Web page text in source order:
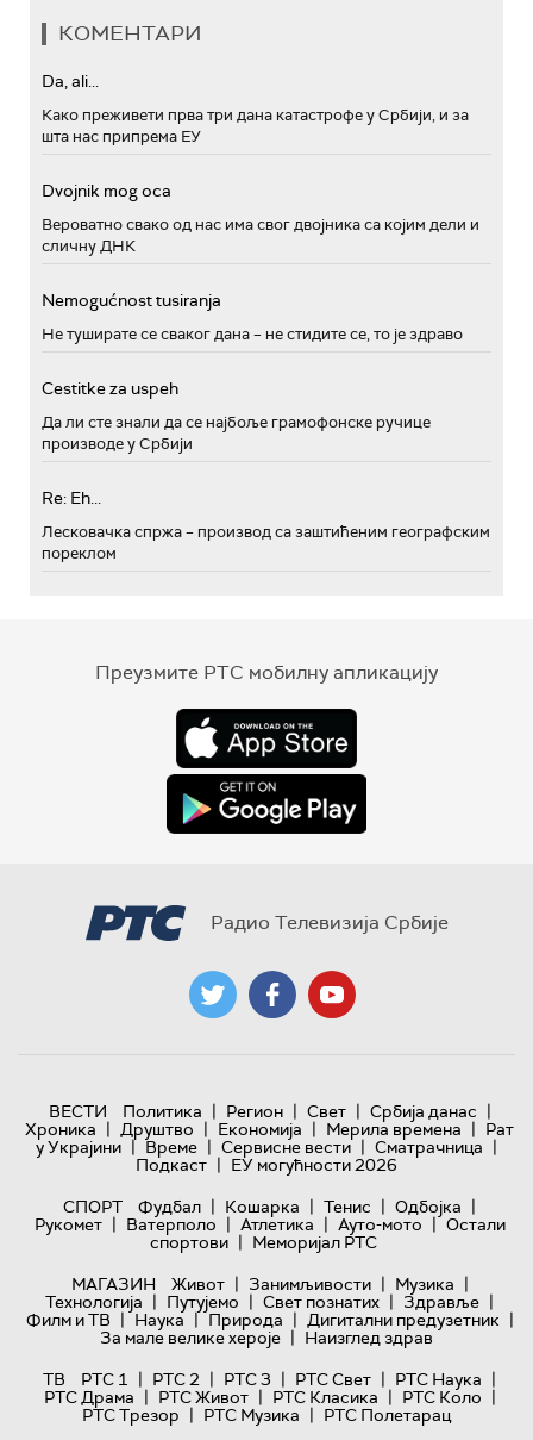
КОМЕНТАРИ
Da, ali...
Како преживети прва три дана катастрофе у Србији, и за
шта нас припрема ЕУ
Dvojnik mog oca
Вероватно свако од нас има свог двојника са којим дели и
сличну ДНК
Nemogućnost tusiranja
Не туширате се сваког дана – не стидите се, то је здраво
Cestitke za uspeh
Да ли сте знали да се најбоље грамофонске ручице
производе у Србији
Re: Eh...
Лесковачка спржа – производ са заштићеним географским
пореклом
Преузмите РТС мобилну апликацију
Радио Телевизија Србије
ВЕСТИ Политика | Регион | Свет | Србија данас |
Хроника | Друштво | Економија | Мерила времена | Рат
у Украјини | Време | Сервисне вести | Сматрачница |
Подкаст | ЕУ могућности 2026
СПОРТ
Фудбал | Кошарка | Тенис | Одбојка |
Рукомет | Ватерполо | Атлетика | Ауто-мото | Остали
спортови | Меморијал РТС
МАГАЗИН
Живот | Занимљивости | Музика |
Технологијa | Путујемо | Свет познатих | Здравље |
Филм и ТВ | Наука | Природа | Дигитални предузетник |
За мале велике хероје | Наизглед здрав
ТВ
РТС 1 | РТС 2 | РТС 3 | РТС Свет | РТС Наука |
РТС Драма | РТС Живот | РТС Класика | РТС Коло |
РТС Трезор | РТС Музика | РТС Полетарац